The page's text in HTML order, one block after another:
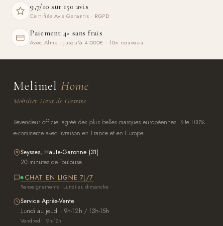
9,7/10 sur 150 avis
Certifiés Avis Garantis · RGPD
Paiement 4× sans frais
Avec Alma · Jusqu'à 4 000€ · 10× nouveau
Melimel Home
Mobilier Haut de Gamme
Revendeur officiel agréé des plus belles marques européennes. Site 100%
e-commerce avec livraison en France et en Europe.
Seysses, Haute-Garonne (31)
20 minutes de Toulouse
CHAT EN LIGNE 7J/7
Renseignements · Lundi au dimanche
Service Après-Vente
Lundi au jeudi · 9h-12h / 13h-15h
Vendredi · 9h-12h